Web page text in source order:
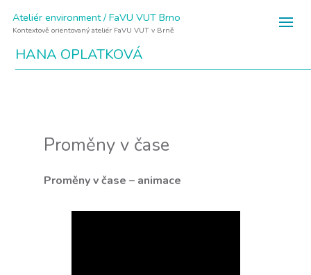
Ateliér environment / FaVU VUT Brno
Kontextově orientovaný ateliér FaVU VUT v Brně
HANA OPLATKOVÁ
Proměny v čase
Proměny v čase – animace